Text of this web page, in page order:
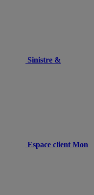
Sinistre &
Espace client Mon